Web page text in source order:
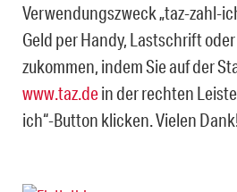
Verwendungszweck „taz-zahl-
Geld per Handy, Lastschrift
zukommen, indem Sie auf der
www.taz.dein der rechten
ich“-Button klicken. Vielen